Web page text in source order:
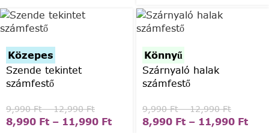
Közepes
Szende tekintet
számfestő
9,990Ft – 12,990Ft
8,990 Ft – 11,990 Ft
Könnyű
Szárnyaló halak
számfestő
9,990Ft – 12,990Ft
8,990 Ft – 11,990 Ft